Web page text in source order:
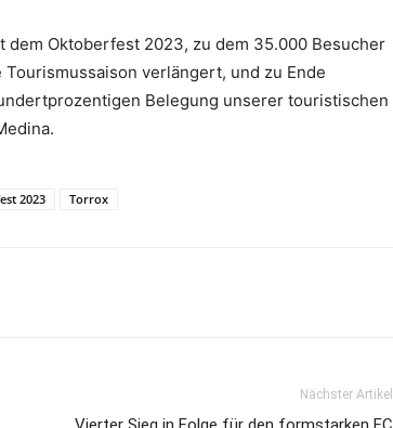
Oktoberfest 2023, zu dem 35.000 Besucher
verlängert, und zu Ende
Belegung unserer touristischen
2023 Torrox
Nächster Artikel